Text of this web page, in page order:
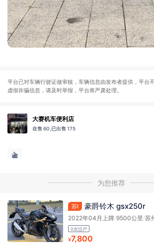
平台已对车辆行驶证做审核，车辆信息由发布者提供，平台
虚假诈骗信息，请及时举报，平台将严肃处理。
大赛机车便利店
在售 60, 已出售 175
为您推荐
苏l 豪爵铃木 gsx250r
2022年04月上牌/9500公里 /苏
0次过户
¥7,800